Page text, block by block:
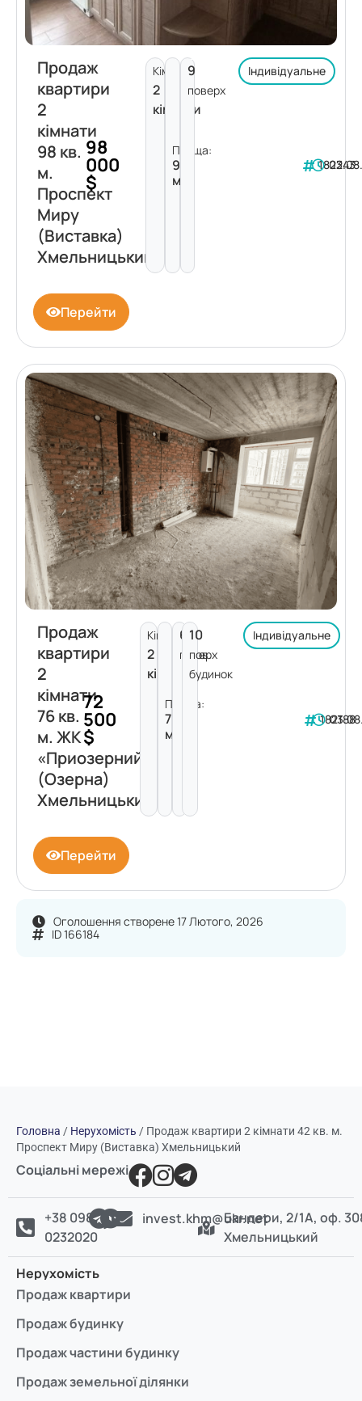
Оголошення створене 17 Лютого, 2026
ID 166184
Продаж
квартири
2
кімнати
98 кв.
м.
Проспект
Миру
(Виставка)
Хмельницький
98
000
$
Кімнат:
2
кімнати
Площа:
98
м²
9
поверх
Індивідуальне
182243
Перейти
Продаж
квартири
2
кімнати
76 кв.
м. ЖК
«Приозерний»
(Озерна)
Хмельницький
72
500
$
Кімнат:
2
кімнати
Площа:
76
м²
6
поверх
10
пов.
будинок
Індивідуальне
182188
Перейти
Головна / Нерухомість / Продаж квартири 2 кімнати 42 кв. м.
Проспект Миру (Виставка) Хмельницький
Соціальні мережі
+38 098
0232020
invest.khm@ukr.netБандери, 2/1А, оф.
Хмельницький
Нерухомість
Продаж квартири
Продаж будинку
Продаж частини будинку
Продаж земельної ділянки